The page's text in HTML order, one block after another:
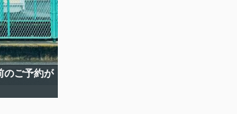
のご予約が